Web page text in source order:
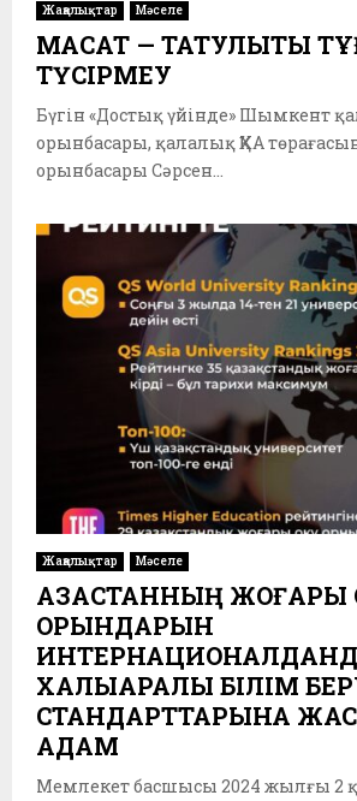
Жаңалықтар Мәселе
МАҚСАТ — ТАТУЛЫҚТЫ
ТҮСIРМЕУ
Бүгін «Достық үйінде» Шымкент
орынбасары, қалалық ҚХА
орынбасары Сәрсен...
Жаңалықтар Мәселе
ҚАЗАҚСТАННЫҢ ЖОҒАРЫ
ОРЫНДАРЫН
ХАЛЫҚАРАЛЫҚ БІЛІМ
СТАНДАРТТАРЫНА
ҚАДАМ
Мемлекет басшысы 2024 жылғы 2